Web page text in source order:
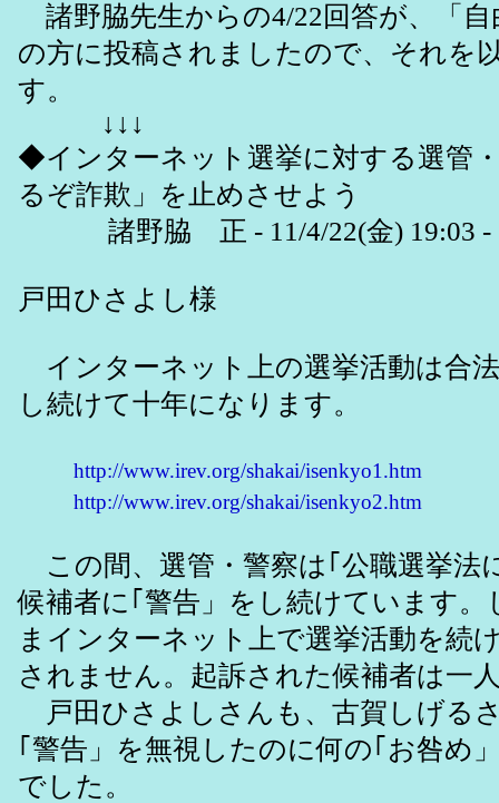
諸野脇先生からの4/22回答が、「自
の方に投稿されましたので、それを
す。
↓↓↓
◆インターネット選挙に対する選管
るぞ詐欺」を止めさせよう
諸野脇 正 - 11/4/22(金) 19:03 -
戸田ひさよし様
インターネット上の選挙活動は合
し続けて十年になります。
http://www.irev.org/shakai/isenkyo1.htm
http://www.irev.org/shakai/isenkyo2.htm
この間、選管・警察は｢公職選挙法
候補者に｢警告」をし続けています。
まインターネット上で選挙活動を続
されません。起訴された候補者は一
戸田ひさよしさんも、古賀しげる
｢警告」を無視したのに何の｢お咎め
でした。